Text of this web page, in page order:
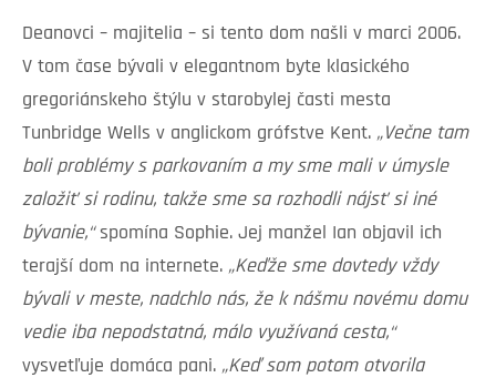
Deanovci – majitelia – si tento dom našli v marci 2006.
V tom čase bývali v elegantnom byte klasického
gregoriánskeho štýlu v starobylej časti mesta
Tunbridge Wells v anglickom grófstve Kent. „Večne tam
boli problémy s parkovaním a my sme mali v úmysle
založiť si rodinu, takže sme sa rozhodli nájsť si iné
bývanie,“spomína Sophie. Jej manžel Ian objavil ich
terajší dom na internete. „Keďže sme dovtedy vždy
bývali v meste, nadchlo nás, že k nášmu novému domu
vedie iba nepodstatná, málo využívaná cesta,“
vysvetľuje domáca pani. „Keď som potom otvorila